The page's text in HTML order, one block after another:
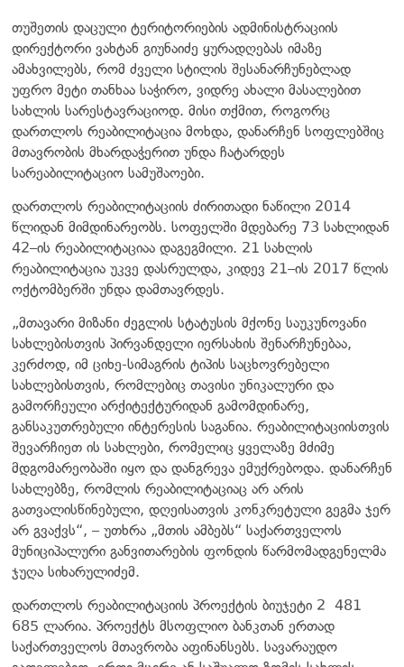
თუშეთის დაცული ტერიტორიების ადმინისტრაციის
დირექტორი ვახტან გიუნაიძე ყურადღებას იმაზე
ამახვილებს, რომ ძველი სტილის შესანარჩუნებლად
უფრო მეტი თანხაა საჭირო, ვიდრე ახალი მასალებით
სახლის სარესტავრაციოდ. მისი თქმით, როგორც
დართლოს რეაბილიტაცია მოხდა, დანარჩენ სოფლებშიც
მთავრობის მხარდაჭერით უნდა ჩატარდეს
სარეაბილიტაციო სამუშაოები.
დართლოს რეაბილიტაციის ძირითადი ნაწილი 2014
წლიდან მიმდინარეობს. სოფელში მდებარე 73 სახლიდან
42–ის რეაბილიტაციაა დაგეგმილი. 21 სახლის
რეაბილიტაცია უკვე დასრულდა, კიდევ 21–ის 2017 წლის
ოქტომბერში უნდა დამთავრდეს.
„მთავარი მიზანი ძეგლის სტატუსის მქონე საუკუნოვანი
სახლებისთვის პირვანდელი იერსახის შენარჩუნებაა,
კერძოდ, იმ ციხე-სიმაგრის ტიპის საცხოვრებელი
სახლებისთვის, რომლებიც თავისი უნიკალური და
გამორჩეული არქიტექტურიდან გამომდინარე,
განსაკუთრებული ინტერესის საგანია. რეაბილიტაციისთვის
შევარჩიეთ ის სახლები, რომელიც ყველაზე მძიმე
მდგომარეობაში იყო და დანგრევა ემუქრებოდა. დანარჩენ
სახლებზე, რომლის რეაბილიტაციაც არ არის
გათვალისწინებული, დღეისათვის კონკრეტული გეგმა ჯერ
არ გვაქვს“, – უთხრა „მთის ამბებს“ საქართველოს
მუნიციპალური განვითარების ფონდის წარმომადგენელმა
ჯუღა სიხარულიძემ.
დართლოს რეაბილიტაციის პროექტის ბიუჯეტი 2 481
685 ლარია. პროექტს მსოფლიო ბანკთან ერთად
საქართველოს მთავრობა აფინანსებს. სავარაუდო